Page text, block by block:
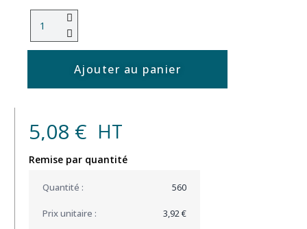
Ajouter au panier
5,08 € HT
Remise par quantité
560
3,92 €